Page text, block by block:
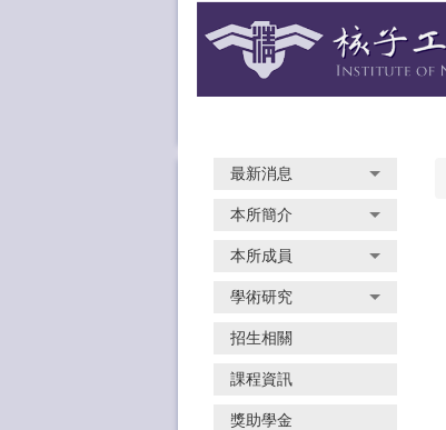
最新消息
本所簡介
本所成員
學術研究
招生相關
課程資訊
獎助學金